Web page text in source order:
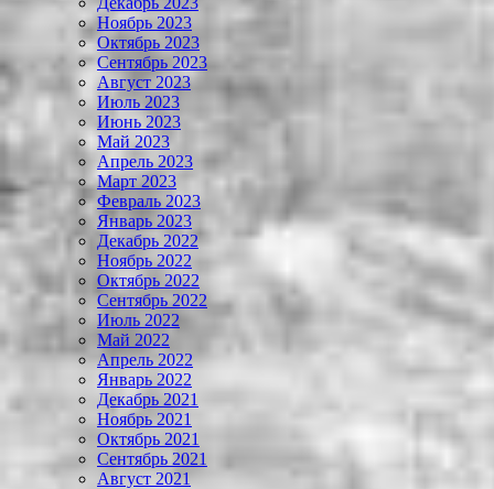
Ноябрь 2023
Октябрь 2023
Сентябрь 2023
Август 2023
Июль 2023
Июнь 2023
Май 2023
Апрель 2023
Март 2023
Февраль 2023
Январь 2023
Декабрь 2022
Ноябрь 2022
Октябрь 2022
Сентябрь 2022
Июль 2022
Май 2022
Апрель 2022
Январь 2022
Декабрь 2021
Ноябрь 2021
Октябрь 2021
Сентябрь 2021
Август 2021